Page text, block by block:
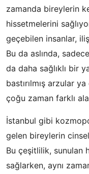
zamanda bireylerin
hissetmelerini
geçebilen insanlar,
Bu da aslında,
da daha sağlıklı bir
bastırılmış arzular
çoğu zaman farklı
İstanbul gibi
gelen bireylerin
Bu çeşitlilik, sunulan
sağlarken, aynı